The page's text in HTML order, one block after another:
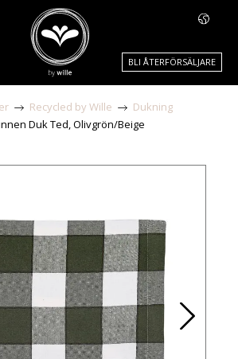
BLI ÅTERFÖRSÄLJARE
Recycled by Wille
Dukning
Duk Ted, Olivgrön/Beige